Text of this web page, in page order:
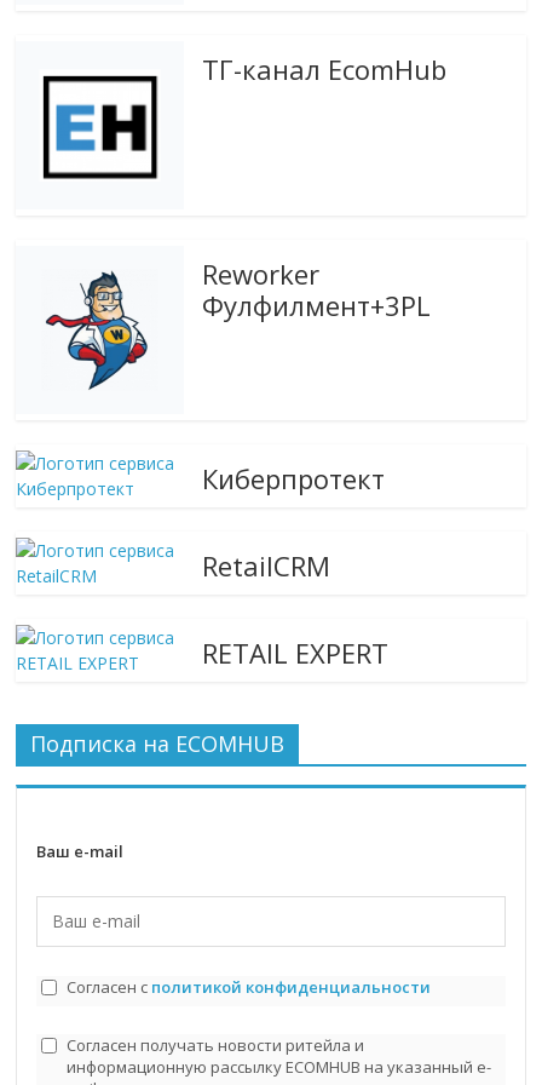
читателем.
ТГ-канал EcomHub
Reworker
Фулфилмент+3PL
Киберпротект
RetailCRM
RETAIL EXPERT
Подписка на ECOMHUB
Ваш e-mail
Согласен с политикой конфиденциальности
Согласен получать новости ритейла и
информационную рассылку ECOMHUB на указанный e-